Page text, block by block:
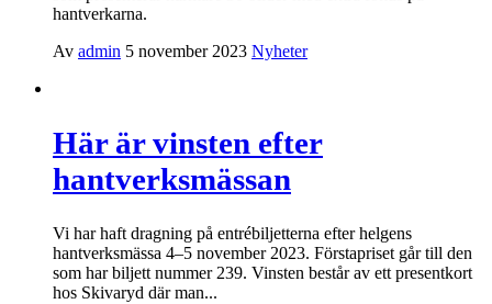
hantverkarna.
Av admin 5 november 2023 Nyheter
Här är vinsten efter
hantverksmässan
Vi har haft dragning på entrébiljetterna efter helgens
hantverksmässa 4–5 november 2023. Förstapriset går till den
som har biljett nummer 239. Vinsten består av ett presentkort
hos Skivaryd där man...